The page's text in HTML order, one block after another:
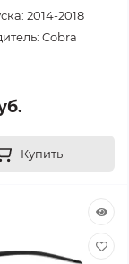
2014-2018
Cobra
Купить